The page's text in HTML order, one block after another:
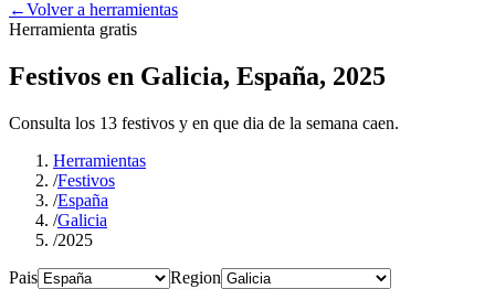
←Volver a herramientas
Herramienta gratis
Festivos en Galicia, España, 2025
Consulta los 13 festivos y en que dia de la semana caen.
Herramientas
/Festivos
/España
/Galicia
/2025
Pais
Region